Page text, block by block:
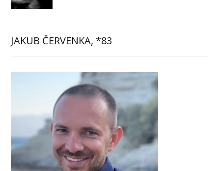
JAKUB ČERVENKA, *83